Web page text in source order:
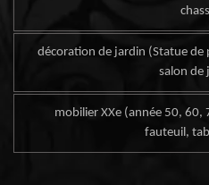
décoration de jardin (Statue
salon de
mobilier XXe (année 50,
fauteuil,